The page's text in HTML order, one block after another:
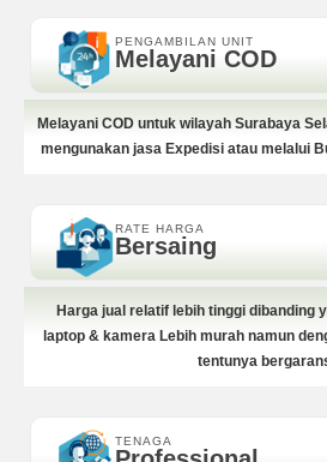
PENGAMBILAN UNIT
Melayani COD
Melayani COD untuk wilayah Surabaya
mengunakan jasa Expedisi atau melalui
RATE HARGA
Bersaing
Harga jual relatif lebih tinggi dibanding
laptop & kamera Lebih murah namun
tentunya
TENAGA